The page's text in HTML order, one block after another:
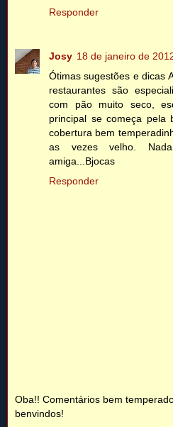
Responder
Josy 18 de janeiro de
Ótimas sugestões e dicas
restaurantes são
com pão muito seco,
principal se começa pela
cobertura bem
as vezes velho.
amiga...Bjocas
Responder
Oba!! Comentários bem
benvindos!